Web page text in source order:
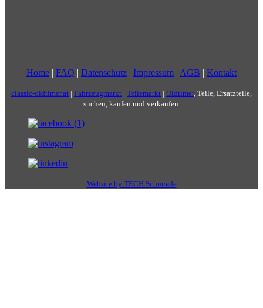
Home | FAQ | Datenschutz | Impressum | AGB | Kontakt
classic-oldtimer.at | Fahrzeugmarkt | Teilemarkt | Oldtimer, Teile, Ersatzteile,
suchen, kaufen und verkaufen.
Website by TECH Schmiede